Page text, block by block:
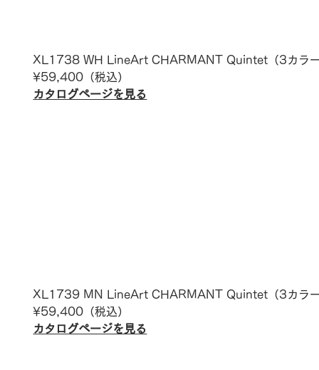
XL1738 WH LineArt CHARMANT Quintet （3カラ
¥59,400 （税込）
カタログページを見る
XL1739 MN LineArt CHARMANT Quintet （3カラ
¥59,400 （税込）
カタログページを見る